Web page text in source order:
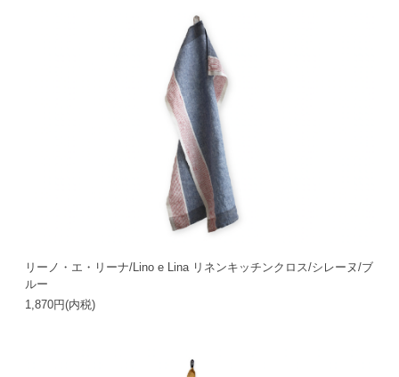
リーノ・エ・リーナ/Lino e Lina リネンキッチンクロス/シレーヌ/ブ
ルー
1,870円(内税)